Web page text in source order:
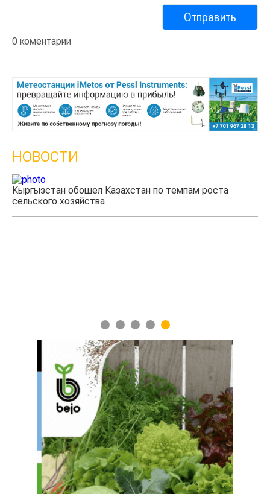
0 коментарии
НОВОСТИ
Кыргызстан обошел Казахстан по темпам роста
сельского хозяйства
1 2 3 4 5